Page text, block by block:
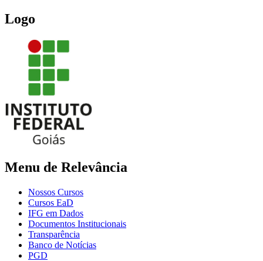
Logo
Menu de Relevância
Nossos Cursos
Cursos EaD
IFG em Dados
Documentos Institucionais
Transparência
Banco de Notícias
PGD